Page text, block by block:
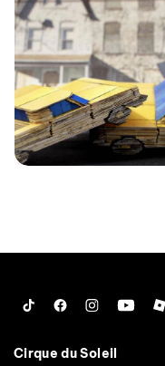
TiktokFacebook
Instagram
Cirque du Soleil